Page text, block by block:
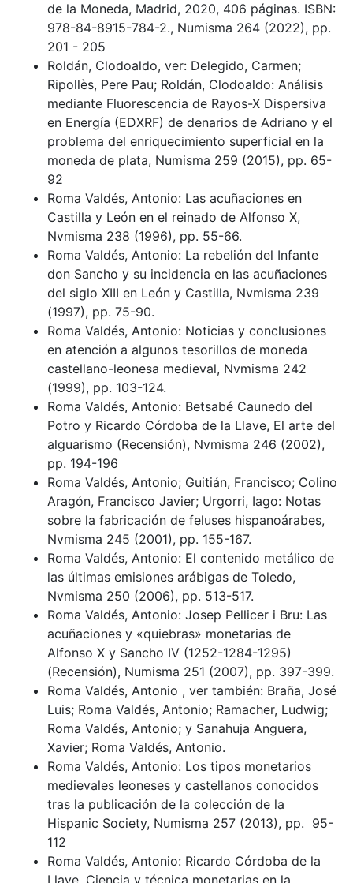
de la Moneda, Madrid, 2020, 406 páginas. ISBN:
978-84-8915-784-2., Numisma 264 (2022), pp.
201 - 205
Roldán, Clodoaldo, ver: Delegido, Carmen;
Ripollès, Pere Pau; Roldán, Clodoaldo: Análisis
mediante Fluorescencia de Rayos-X Dispersiva
en Energía (EDXRF) de denarios de Adriano y el
problema del enriquecimiento superficial en la
moneda de plata, Numisma 259 (2015), pp. 65-
92
Roma Valdés, Antonio: Las acuñaciones en
Castilla y León en el reinado de Alfonso X,
Nvmisma 238 (1996), pp. 55-66.
Roma Valdés, Antonio: La rebelión del Infante
don Sancho y su incidencia en las acuñaciones
del siglo XIII en León y Castilla, Nvmisma 239
(1997), pp. 75-90.
Roma Valdés, Antonio: Noticias y conclusiones
en atención a algunos tesorillos de moneda
castellano-leonesa medieval, Nvmisma 242
(1999), pp. 103-124.
Roma Valdés, Antonio: Betsabé Caunedo del
Potro y Ricardo Córdoba de la Llave, El arte del
alguarismo (Recensión), Nvmisma 246 (2002),
pp. 194-196
Roma Valdés, Antonio; Guitián, Francisco; Colino
Aragón, Francisco Javier; Urgorri, Iago: Notas
sobre la fabricación de feluses hispanoárabes,
Nvmisma 245 (2001), pp. 155-167.
Roma Valdés, Antonio: El contenido metálico de
las últimas emisiones arábigas de Toledo,
Nvmisma 250 (2006), pp. 513-517.
Roma Valdés, Antonio: Josep Pellicer i Bru: Las
acuñaciones y «quiebras» monetarias de
Alfonso X y Sancho IV (1252-1284-1295)
(Recensión), Numisma 251 (2007), pp. 397-399.
Roma Valdés, Antonio , ver también: Braña, José
Luis; Roma Valdés, Antonio; Ramacher, Ludwig;
Roma Valdés, Antonio; y Sanahuja Anguera,
Xavier; Roma Valdés, Antonio.
Roma Valdés, Antonio: Los tipos monetarios
medievales leoneses y castellanos conocidos
tras la publicación de la colección de la
Hispanic Society, Numisma 257 (2013), pp. 95-
112
Roma Valdés, Antonio: Ricardo Córdoba de la
Llave, Ciencia y técnica monetarias en la